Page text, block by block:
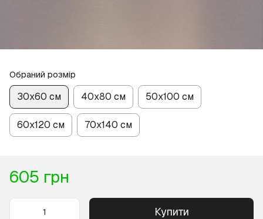
Обраний розмір
30х60 см 40х80 см 50х100 см
60х120 см 70х140 см
605 грн
Купити